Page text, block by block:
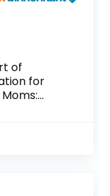
of
for
(English